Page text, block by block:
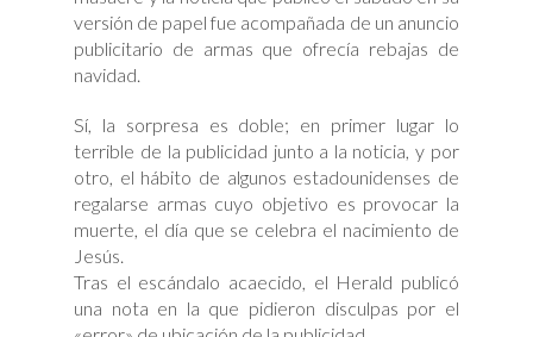
versión de papel fue acompañada de un anuncio
publicitario de armas que ofrecía rebajas de
navidad.
Sí, la sorpresa es doble; en primer lugar lo
terrible de la publicidad junto a la noticia, y por
otro, el hábito de algunos estadounidenses de
regalarse armas cuyo objetivo es provocar la
muerte, el día que se celebra el nacimiento de
Jesús.
Tras el escándalo acaecido, el Herald publicó
una nota en la que pidieron disculpas por el